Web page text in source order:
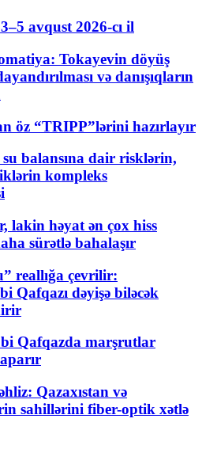
avqust 2026-cı il
Tokayevin döyüş
və danışıqların
öz “TRIPP”lərini hazırlayır
balansına dair risklərin,
kompleks
lakin həyat ən çox hiss
sürətlə bahalaşır
reallığa çevrilir:
Qafqazı dəyişə biləcək
Qafqazda marşrutlar
Qazaxıstan və
sahillərini fiber-optik xətlə